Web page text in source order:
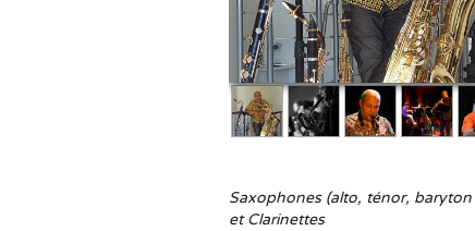
Saxophones (alto, ténor,
et Clarinettes